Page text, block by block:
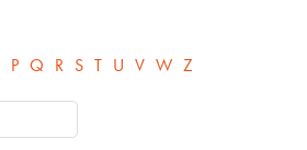
P Q R S T U V W Z